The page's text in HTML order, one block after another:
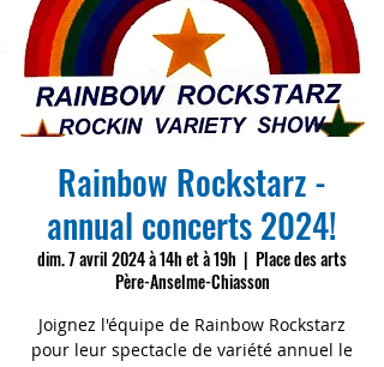
Rainbow Rockstarz -
annual concerts 2024!
dim. 7 avril 2024 à 14h et à 19h
  |
Place des arts
Père-Anselme-Chiasson
Joignez l'équipe de Rainbow Rockstarz
pour leur spectacle de variété annuel le